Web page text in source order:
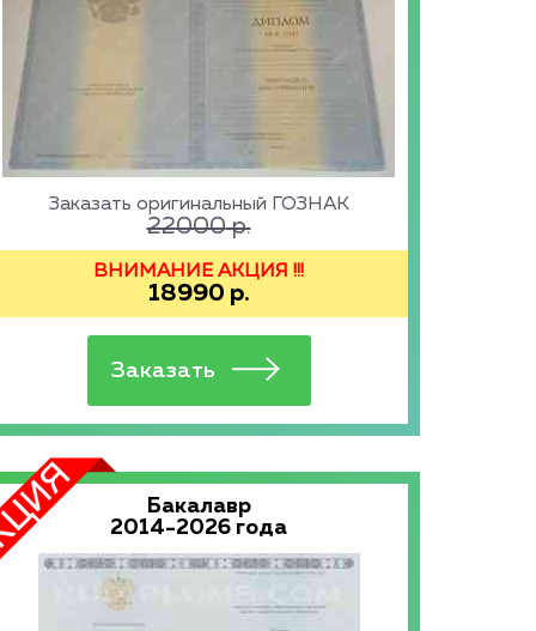
Заказать оригинальный ГОЗНАК
22000р.
ВНИМАНИЕ АКЦИЯ !!!
18990 р.
Бакалавр
2014-2026 года